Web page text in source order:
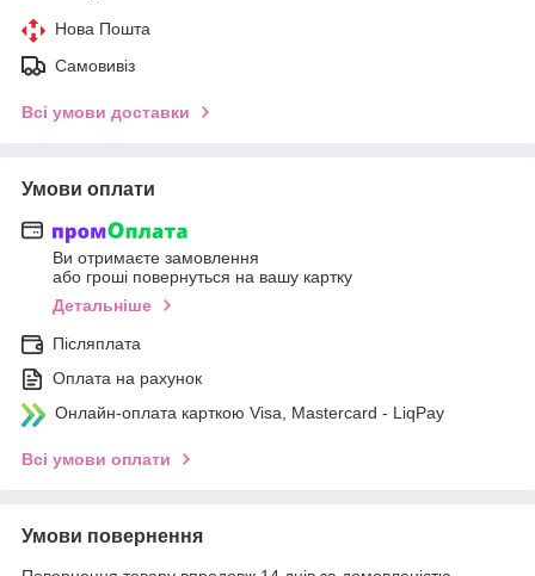
Нова Пошта
Самовивіз
Всі умови доставки
Умови оплати
Ви отримаєте замовлення
або гроші повернуться на вашу картку
Детальніше
Післяплата
Оплата на рахунок
Онлайн-оплата карткою Visa, Mastercard - LiqPay
Всі умови оплати
Умови повернення